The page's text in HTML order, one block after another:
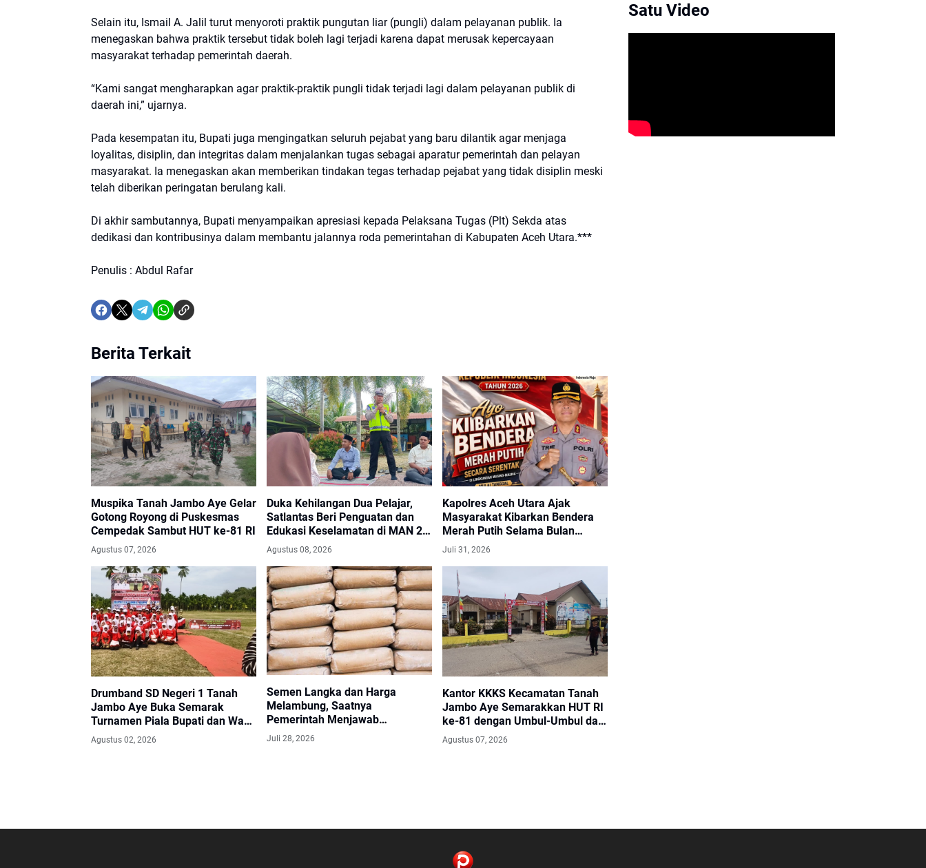
Selain itu, Ismail A. Jalil turut menyoroti praktik pungutan liar (pungli) dalam pelayanan publik. Ia
menegaskan bahwa praktik tersebut tidak boleh lagi terjadi karena dapat merusak kepercayaan
masyarakat terhadap pemerintah daerah.
“Kami sangat mengharapkan agar praktik-praktik pungli tidak terjadi lagi dalam pelayanan publik di
daerah ini,” ujarnya.
Pada kesempatan itu, Bupati juga mengingatkan seluruh pejabat yang baru dilantik agar menjaga
loyalitas, disiplin, dan integritas dalam menjalankan tugas sebagai aparatur pemerintah dan pelayan
masyarakat. Ia menegaskan akan memberikan tindakan tegas terhadap pejabat yang tidak disiplin meski
telah diberikan peringatan berulang kali.
Di akhir sambutannya, Bupati menyampaikan apresiasi kepada Pelaksana Tugas (Plt) Sekda atas
dedikasi dan kontribusinya dalam membantu jalannya roda pemerintahan di Kabupaten Aceh Utara.***
Penulis : Abdul Rafar
Berita Terkait
Muspika Tanah Jambo Aye Gelar
Gotong Royong di Puskesmas
Cempedak Sambut HUT ke-81 RI
Agustus 07, 2026
Duka Kehilangan Dua Pelajar,
Satlantas Beri Penguatan dan
Edukasi Keselamatan di MAN 2
Aceh Utara
Agustus 08, 2026
Kapolres Aceh Utara Ajak
Masyarakat Kibarkan Bendera
Merah Putih Selama Bulan
Agustus
Juli 31, 2026
Drumband SD Negeri 1 Tanah
Jambo Aye Buka Semarak
Turnamen Piala Bupati dan Wakil
Bupati Aceh Utara
Agustus 02, 2026
Semen Langka dan Harga
Melambung, Saatnya
Pemerintah Menjawab
Keresahan Masyarakat
Juli 28, 2026
Kantor KKKS Kecamatan Tanah
Jambo Aye Semarakkan HUT RI
ke-81 dengan Umbul-Umbul dan
Pintu Gerbang Merah Putih
Agustus 07, 2026
Satu Video